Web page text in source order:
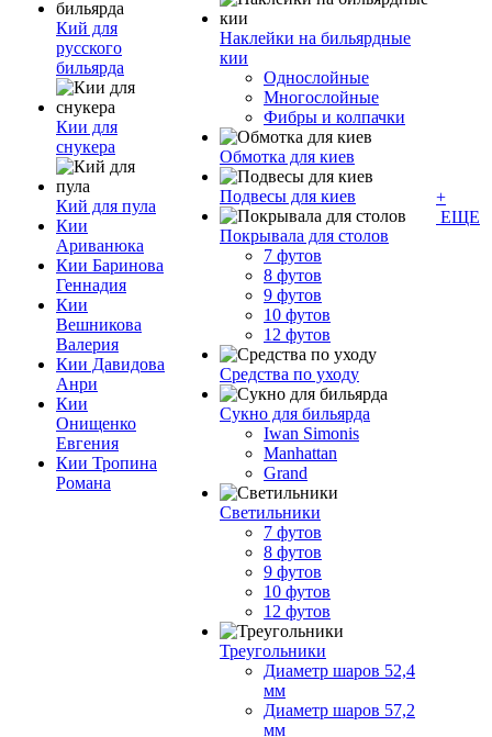
Кий для
русского
бильярда
Кии для
снукера
Кий для пула
Кии
Ариванюка
Кии Баринова
Геннадия
Кии
Вешникова
Валерия
Кии Давидова
Анри
Кии
Онищенко
Евгения
Кии Тропина
Романа
Наклейки на бильярдные
кии
Однослойные
Многослойные
Фибры и колпачки
Обмотка для киев
Подвесы для киев
Покрывала для столов
7 футов
8 футов
9 футов
10 футов
12 футов
Средства по уходу
Сукно для бильярда
Iwan Simonis
Manhattan
Grand
Светильники
7 футов
8 футов
9 футов
10 футов
12 футов
Треугольники
Диаметр шаров 52,4
мм
Диаметр шаров 57,2
мм
+
ЕЩЕ